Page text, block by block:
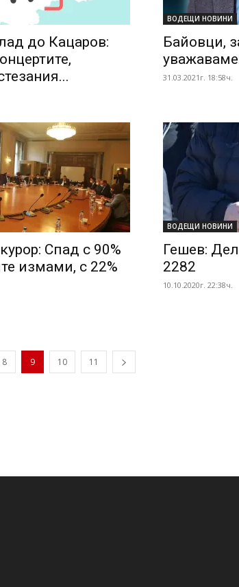
до Кацаров:
ВОДЕЩИ НОВИНИ
Байовци,
31.03.2021г. 18:58ч.
Спад с 90%
измами, с 22%
ВОДЕЩИ НОВИНИ
Гешев:
2282
10.10.2020г. 22:38ч.
8 9 10 11